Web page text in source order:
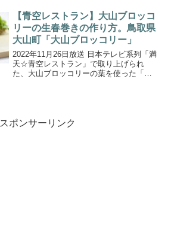
育てているのは、レンコンでは不可能と
言われる農薬...
【青空レストラン】大山ブロッコ
リーの生春巻きの作り方。鳥取県
大山町「大山ブロッコリー」
2022年11月26日放送 日本テレビ系列「満
天☆青空レストラン」で取り上げられ
た、大山ブロッコリーの葉を使った「大
スポンサーリンク